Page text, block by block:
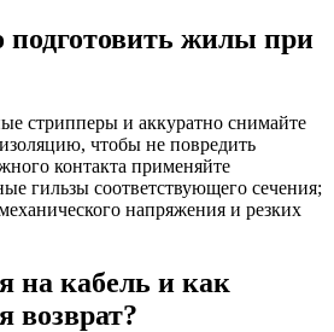
подготовить жилы при
стрипперы и аккуратно снимайте
чтобы не повредить
контакта применяйте
гильзы соответствующего сечения;
напряжения и резких
на кабель и как
возврат?